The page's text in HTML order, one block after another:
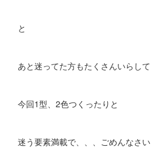
と
あと迷ってた方もたくさんいらして
今回1型、2色つくったりと
迷う要素満載で、、、ごめんなさい